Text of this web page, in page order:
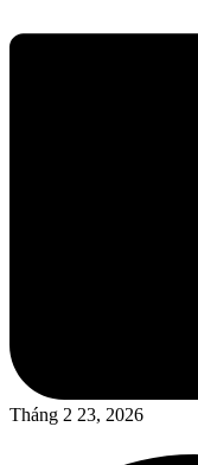
Tháng 2 23, 2026